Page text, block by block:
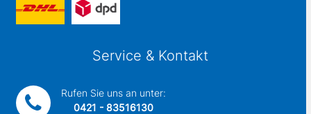
Service & Kontakt
Rufen Sie uns an unter:
0421 - 83516130